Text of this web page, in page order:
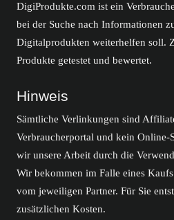
DigiProdukte.com ist ein
bei der Suche nach Informationen
Digitalprodukten weiterhelfen soll.
Produkte getestet und bewertet.
Hinweis
Sämtliche Verlinkungen sind
Verbraucherportal und kein Online-
wir unsere Arbeit durch die
Wir bekommen im Falle eines
vom jeweiligen Partner. Für Sie
zusätzlichen Kosten.